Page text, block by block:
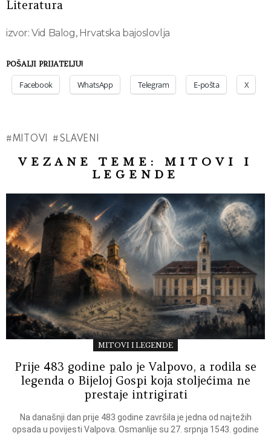
Literatura
izvor: Vid Balog, Hrvatska bajoslovlja
POŠALJI PRIJATELJU!
Facebook WhatsApp Telegram E-pošta X
MITOVI SLAVENI
VEZANE TEME: MITOVI I
LEGENDE
MITOVI I LEGENDE
Prije 483 godine palo je Valpovo, a rodila se
legenda o Bijeloj Gospi koja stoljećima ne
prestaje intrigirati
Na današnji dan prije 483 godine završila je jedna od najtežih
opsada u povijesti Valpova. Osmanlije su 27. srpnja 1543. godine